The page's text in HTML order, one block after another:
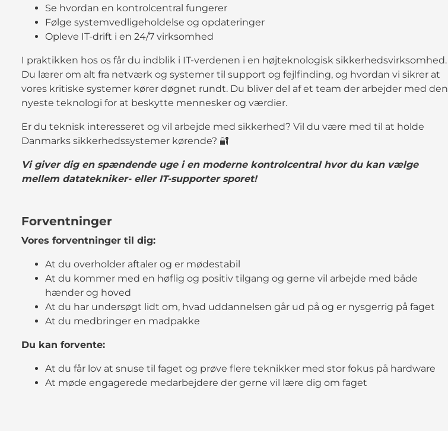
Se hvordan en kontrolcentral fungerer
Følge systemvedligeholdelse og opdateringer
Opleve IT-drift i en 24/7 virksomhed
I praktikken hos os får du indblik i IT-verdenen i en højteknologisk sikkerhedsvirksomhed.
Du lærer om alt fra netværk og systemer til support og fejlfinding, og hvordan vi sikrer at
vores kritiske systemer kører døgnet rundt. Du bliver del af et team der arbejder med den
nyeste teknologi for at beskytte mennesker og værdier.
Er du teknisk interesseret og vil arbejde med sikkerhed? Vil du være med til at holde
Danmarks sikkerhedssystemer kørende? 🔐
Vi giver dig en spændende uge i en moderne kontrolcentral hvor du kan vælge
mellem datatekniker- eller IT-supporter sporet!
Forventninger
Vores forventninger til dig:
At du overholder aftaler og er mødestabil
At du kommer med en høflig og positiv tilgang og gerne vil arbejde med både
hænder og hoved
At du har undersøgt lidt om, hvad uddannelsen går ud på og er nysgerrig på faget
At du medbringer en madpakke
Du kan forvente:
At du får lov at snuse til faget og prøve flere teknikker med stor fokus på hardware
At møde engagerede medarbejdere der gerne vil lære dig om faget